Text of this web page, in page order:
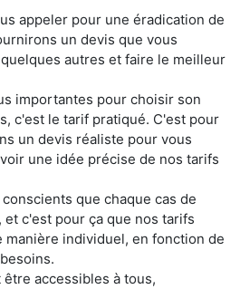
appeler pour une éradication de
un devis que vous
autres et faire le meilleur
importantes pour choisir son
c'est le tarif pratiqué. C'est pour
un devis réaliste pour vous
une idée précise de nos tarifs
que chaque cas de
c'est pour ça que nos tarifs
manière individuel, en fonction de
accessibles à tous,